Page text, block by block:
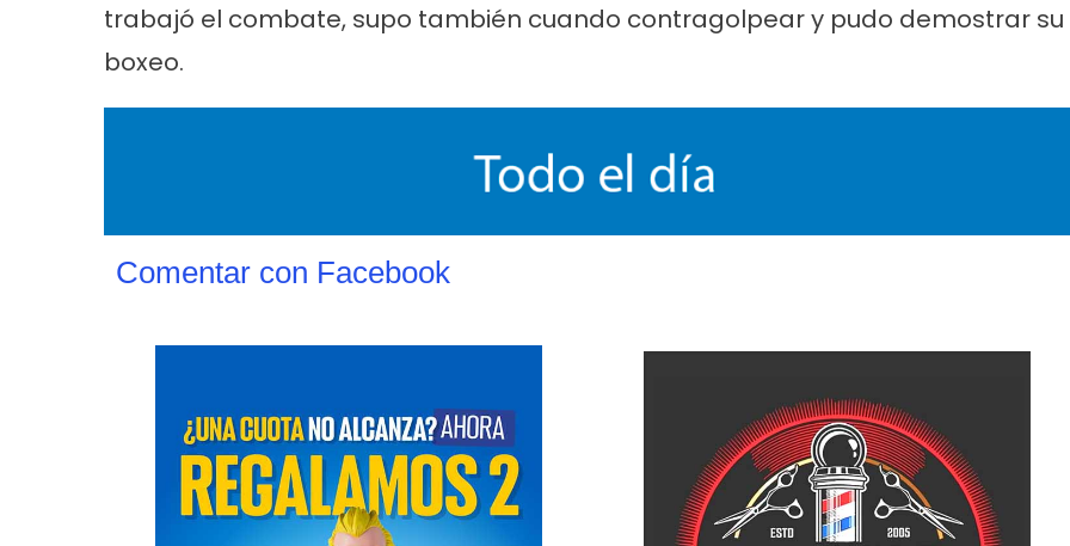
trabajó el combate, supo también cuando contragolpear y pudo demostrar su
boxeo.
Comentar con Facebook